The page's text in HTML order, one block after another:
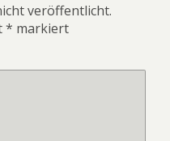
veröffentlicht.
* markiert